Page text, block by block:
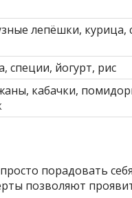
лепёшки, курица,
специи, йогурт, рис
кабачки,
порадовать
позволяют